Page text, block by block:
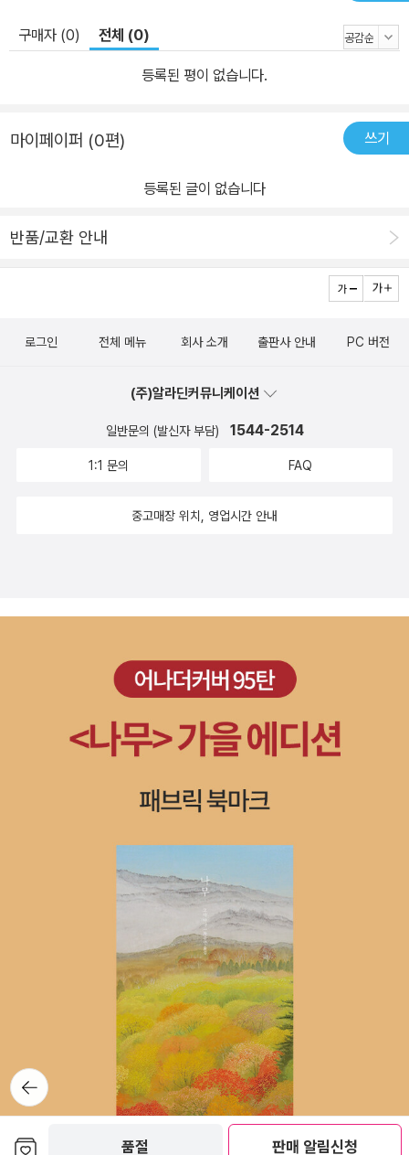
품절 판매 알림신청
구매자 (0) 전체 (0)
등록된 평이 없습니다.
마이페이퍼 (0편) 쓰기
등록된 글이 없습니다
반품/교환 안내
뒤로가
기
로그인 전체 메뉴 회사 소개 출판사 안내 PC 버전
(주)알라딘커뮤니케이션
일반문의 (발신자 부담) 1544-2514
1:1 문의 FAQ
중고매장 위치, 영업시간 안내